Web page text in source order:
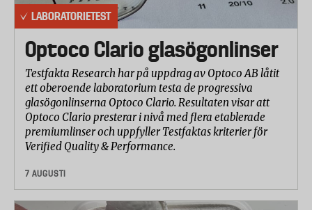
LABORATORIETEST
Optoco Clario glasögonlinser
Testfakta Research har på uppdrag av Optoco AB låtit
ett oberoende laboratorium testa de progressiva
glasögonlinserna Optoco Clario. Resultaten visar att
Optoco Clario presterar i nivå med flera etablerade
premiumlinser och uppfyller Testfaktas kriterier för
Verified Quality & Performance.
7 AUGUSTI